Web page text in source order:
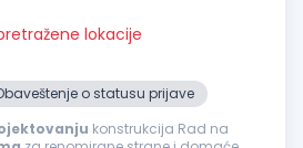
lokacije
o statusu prijave
konstrukcija Rad na